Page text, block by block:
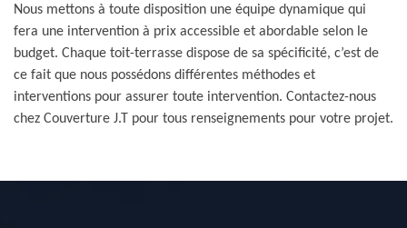
Nous mettons à toute disposition une équipe dynamique qui
fera une intervention à prix accessible et abordable selon le
budget. Chaque toit-terrasse dispose de sa spécificité, c’est de
ce fait que nous possédons différentes méthodes et
interventions pour assurer toute intervention. Contactez-nous
chez Couverture J.T pour tous renseignements pour votre projet.